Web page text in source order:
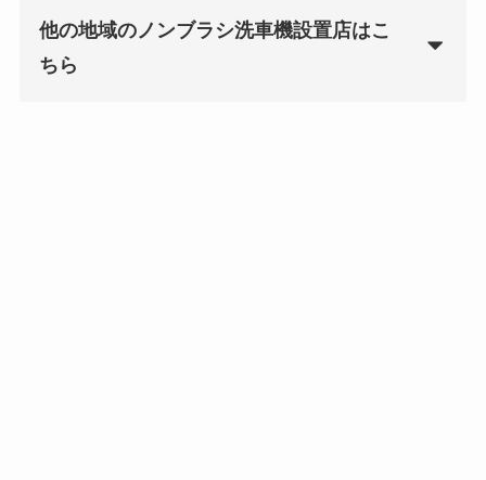
他の地域のノンブラシ洗車機設置店はこ
ちら